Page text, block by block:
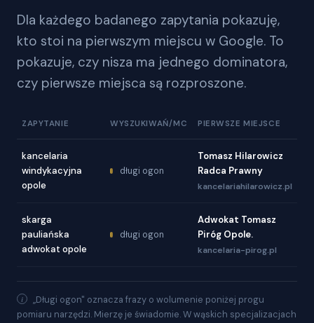
Dla każdego badanego zapytania pokazuję,
kto stoi na pierwszym miejscu w Google. To
pokazuje, czy nisza ma jednego dominatora,
czy pierwsze miejsca są rozproszone.
ZAPYTANIE WYSZUKIWAŃ/MC PIERWSZE MIEJSCE
kancelaria
windykacyjna
opole
długi ogon
Tomasz Hilarowicz
️Radca Prawny
kancelariahilarowicz.pl
skarga
pauliańska
adwokat opole
długi ogon
Adwokat Tomasz
Piróg Opole.
kancelaria-pirog.pl
„Długi ogon" oznacza frazy o wolumenie poniżej progu
pomiaru narzędzi. Mierzę je świadomie. W wąskich specjalizacjach